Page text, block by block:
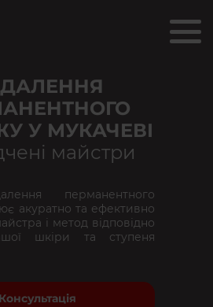
У МУКАЧЕВІ
майстри
перманентного
акуратно та ефективно
і метод відповідно
шкіри та ступеня
Консультація